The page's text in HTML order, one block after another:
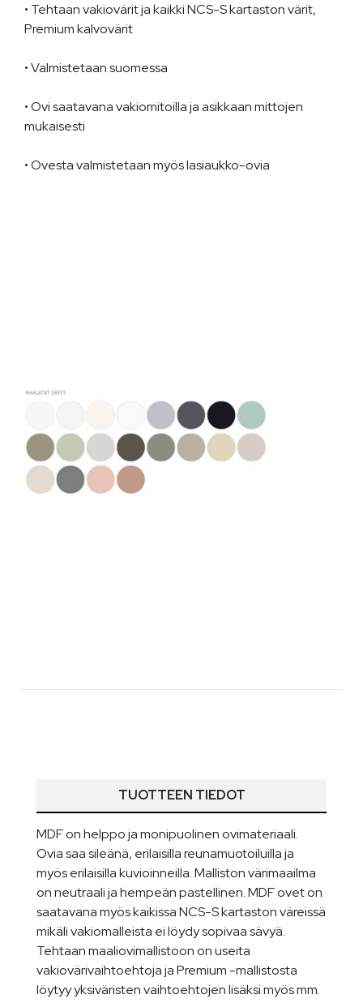
• Tehtaan vakiovärit ja kaikki NCS-S kartaston värit,
Premium kalvovärit
• Valmistetaan suomessa
• Ovi saatavana vakiomitoilla ja asikkaan mittojen
mukaisesti
• Ovesta valmistetaan myös lasiaukko-ovia
TUOTTEEN TIEDOT
MDF on helppo ja monipuolinen ovimateriaali.
Ovia saa sileänä, erilaisilla reunamuotoiluilla ja
myös erilaisilla kuvioinneilla. Malliston värimaailma
on neutraali ja hempeän pastellinen. MDF ovet on
saatavana myös kaikissa NCS-S kartaston väreissä
mikäli vakiomalleista ei löydy sopivaa sävyä.
Tehtaan maaliovimallistoon on useita
vakiovärivaihtoehtoja ja Premium -mallistosta
löytyy yksiväristen vaihtoehtojen lisäksi myös mm.